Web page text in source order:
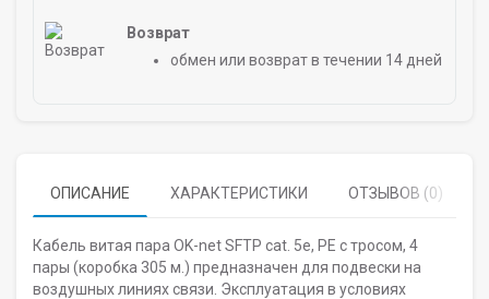
Возврат
обмен или возврат в течении 14 дней
ОПИСАНИЕ ХАРАКТЕРИСТИКИ ОТЗЫВОВ (0)
Кабель витая пара OK-net SFTP cat. 5e, PE с тросом, 4
пары (коробка 305 м.) предназначен для подвески на
воздушных линиях связи. Эксплуатация в условиях